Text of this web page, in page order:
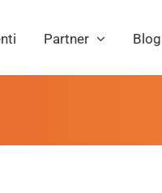
Partner Blog